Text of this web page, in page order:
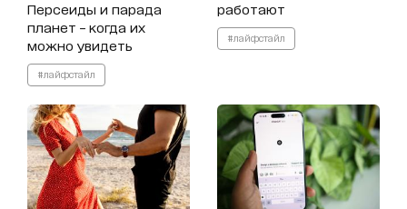
Персеиды и парада
планет – когда их
можно увидеть
#лайфстайл
работают
#лайфстайл